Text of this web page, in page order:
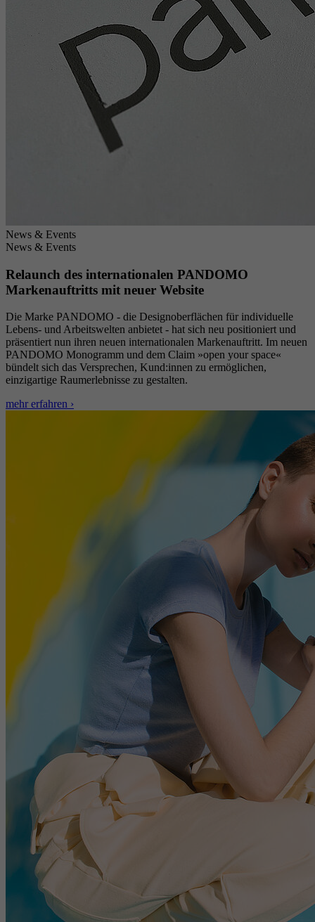
News & Events
News & Events
Relaunch des internationalen PANDOMO
Markenauftritts mit neuer Website
Die Marke PANDOMO - die Designoberflächen für individuelle
Lebens- und Arbeitswelten anbietet - hat sich neu positioniert und
präsentiert nun ihren neuen internationalen Markenauftritt. Im neuen
PANDOMO Monogramm und dem Claim »open your space«
bündelt sich das Versprechen, Kund:innen zu ermöglichen,
einzigartige Raumerlebnisse zu gestalten.
mehr erfahren ›